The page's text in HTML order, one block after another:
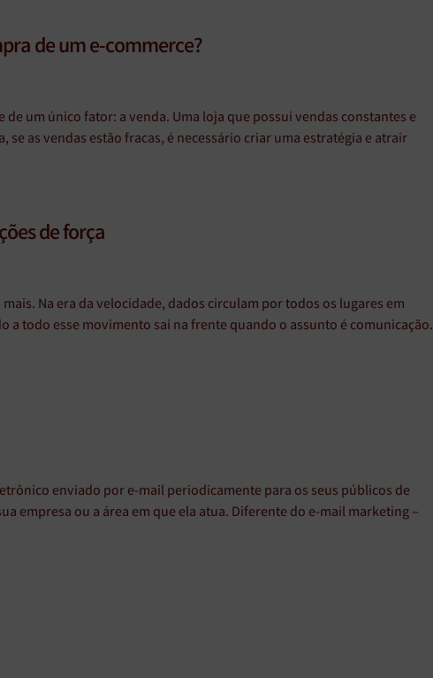
de um e-commerce?
um único fator: a venda. Uma loja que possui vendas constantes e
as vendas estão fracas, é necessário criar uma estratégia e atrair
de força
Na era da velocidade, dados circulam por todos os lugares em
a todo esse movimento sai na frente quando o assunto é comunicação.
enviado por e-mail periodicamente para os seus públicos de
empresa ou a área em que ela atua. Diferente do e-mail marketing –